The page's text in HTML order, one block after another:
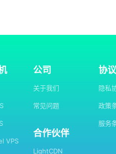
VPS
公司
关于我们
常见问题
合作伙伴
LightCDN
协议
隐私
政策
服务